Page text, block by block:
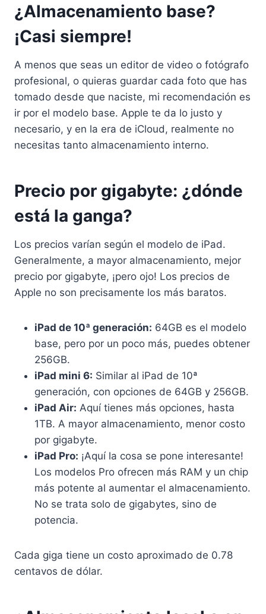
¿Almacenamiento base?
¡Casi siempre!
A menos que seas un editor de video o fotógrafo
profesional, o quieras guardar cada foto que has
tomado desde que naciste, mi recomendación es
ir por el modelo base. Apple te da lo justo y
necesario, y en la era de iCloud, realmente no
necesitas tanto almacenamiento interno.
Precio por gigabyte: ¿dónde
está la ganga?
Los precios varían según el modelo de iPad.
Generalmente, a mayor almacenamiento, mejor
precio por gigabyte, ¡pero ojo! Los precios de
Apple no son precisamente los más baratos.
iPad de 10ª generación: 64GB es el modelo
base, pero por un poco más, puedes obtener
256GB.
iPad mini 6: Similar al iPad de 10ª
generación, con opciones de 64GB y 256GB.
iPad Air: Aquí tienes más opciones, hasta
1TB. A mayor almacenamiento, menor costo
por gigabyte.
iPad Pro: ¡Aquí la cosa se pone interesante!
Los modelos Pro ofrecen más RAM y un chip
más potente al aumentar el almacenamiento.
No se trata solo de gigabytes, sino de
potencia.
Cada giga tiene un costo aproximado de 0.78
centavos de dólar.